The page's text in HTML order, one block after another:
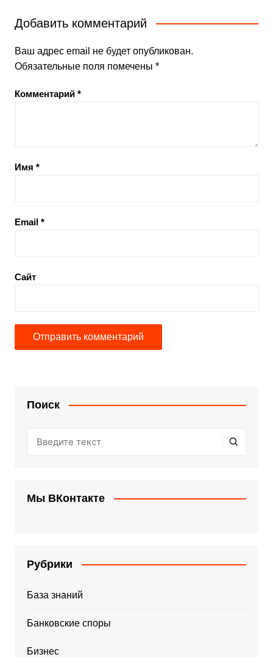
Добавить комментарий
Ваш адрес email не будет опубликован.
Обязательные поля помечены *
Комментарий *
Имя *
Email *
Сайт
Поиск
Мы ВКонтакте
Рубрики
База знаний
Банковские споры
Бизнес